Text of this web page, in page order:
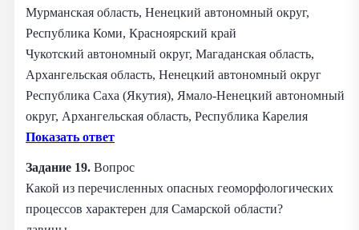
Мурманская область, Ненецкий автономный округ,
Республика Коми, Красноярский край
Чукотский автономный округ, Магаданская область,
Архангельская область, Ненецкий автономный округ
Республика Саха (Якутия), Ямало-Ненецкий автономный
округ, Архангельская область, Республика Карелия
Показать ответ
Задание 19. Вопрос
Какой из перечисленных опасных геоморфологических
процессов характерен для Самарской области?